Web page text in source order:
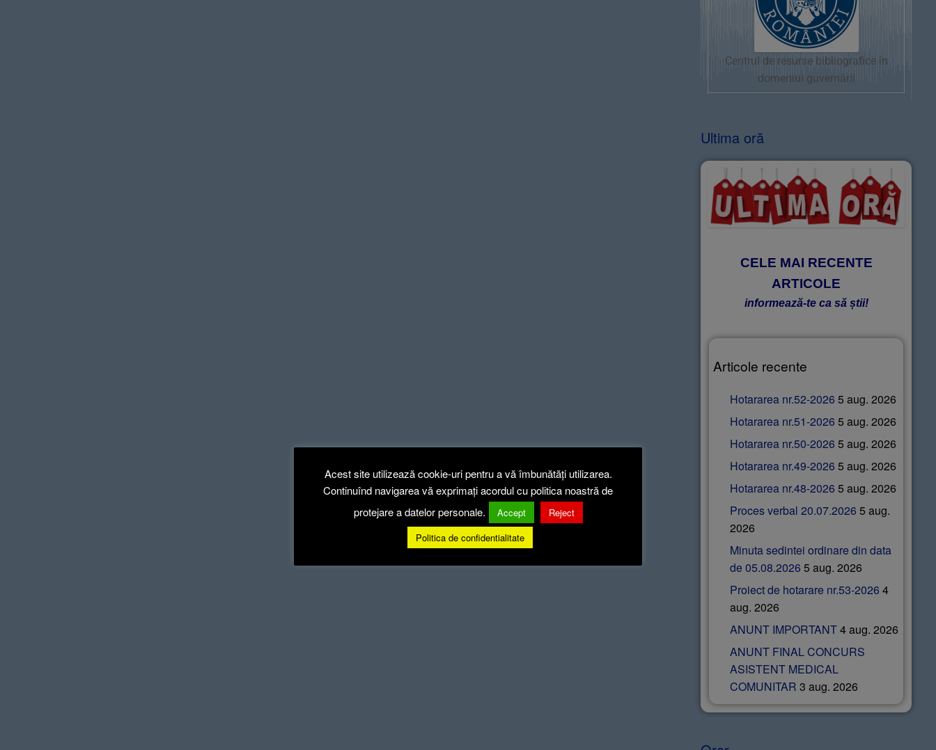
Centrul de resurse bibliografice în
domeniul guvernării
Ultima oră
CELE MAI RECENTE
ARTICOLE
informează-te ca să știi!
Articole recente
Hotararea nr.52-2026 5 aug. 2026
Hotararea nr.51-2026 5 aug. 2026
Hotararea nr.50-2026 5 aug. 2026
Hotararea nr.49-2026 5 aug. 2026
Hotararea nr.48-2026 5 aug. 2026
Proces verbal 20.07.2026 5 aug.
2026
Minuta sedintei ordinare din data
de 05.08.2026 5 aug. 2026
Proiect de hotarare nr.53-2026 4
aug. 2026
ANUNT IMPORTANT4 aug. 2026
ANUNT FINAL CONCURS
ASISTENT MEDICAL
COMUNITAR 3 aug. 2026
Acest site utilizează cookie-uri pentru a vă îmbunătăți utilizarea.
Continuînd navigarea vă exprimați acordul cu politica noastră de
protejare a datelor personale.
Accept
Reject
Politica de confidentialitate